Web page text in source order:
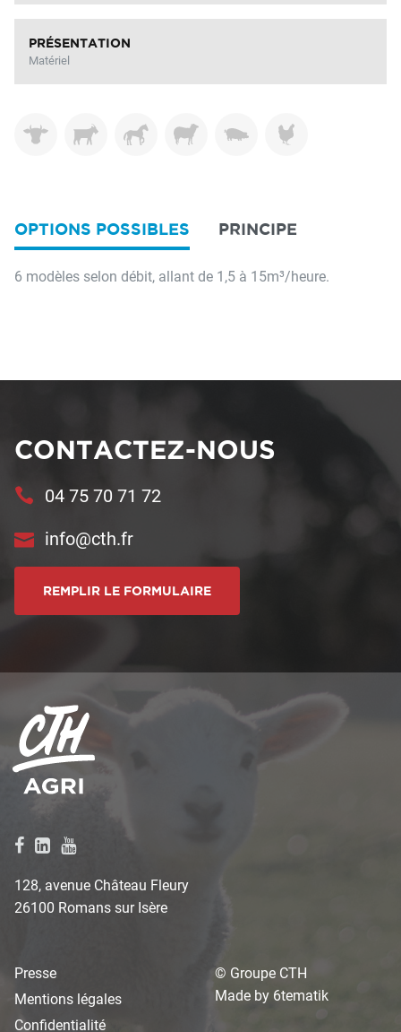
PRÉSENTATION
Matériel
OPTIONS POSSIBLES PRINCIPE
6 modèles selon débit, allant de 1,5 à 15m³/heure.
CONTACTEZ-NOUS
04 75 70 71 72
info@cth.fr
REMPLIR LE FORMULAIRE
128, avenue Château Fleury
26100 Romans sur Isère
Presse
Mentions légales
Confidentialité
© Groupe CTH
Made by 6tematik